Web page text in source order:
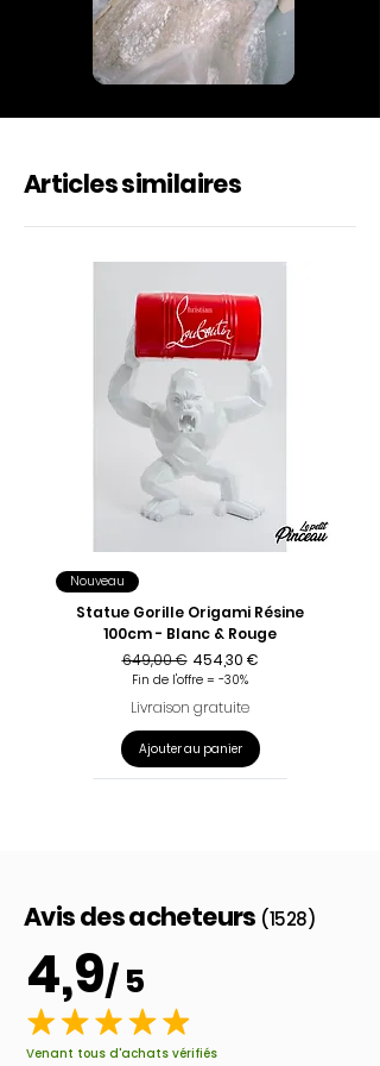
Articles similaires
Nouveau
Statue Gorille Origami Résine
100cm - Blanc & Rouge
Prix original
649,00 € Prix promotionnel
454,30 €
Fin de l'offre = -30%
Livraison gratuite
Ajouter au panier
Avis des acheteurs (1528)
4,9/ 5
Venant tous d'achats vérifiés